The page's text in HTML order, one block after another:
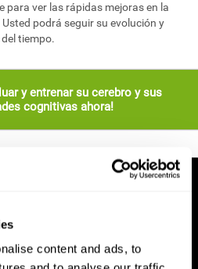
content and ads, to
para ver las rápidas mejoras en la
podrá seguir su evolución y
tiempo.
y entrenar su cerebro y sus
cognitivas ahora!